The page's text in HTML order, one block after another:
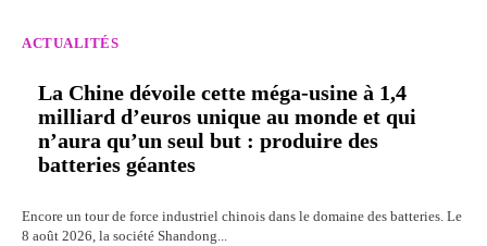
ACTUALITÉS
La Chine dévoile cette méga-usine à 1,4
milliard d’euros unique au monde et qui
n’aura qu’un seul but : produire des
batteries géantes
Encore un tour de force industriel chinois dans le domaine des batteries. Le
8 août 2026, la société Shandong...